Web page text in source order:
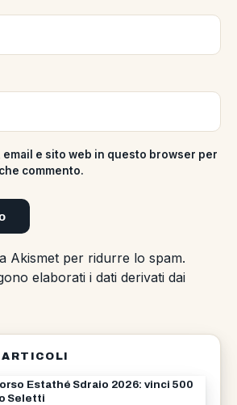
email e sito web in questo browser per
commento.
Akismet per ridurre lo spam.
elaborati i dati derivati dai
Estathé Sdraio 2026: vinci 500
Seletti